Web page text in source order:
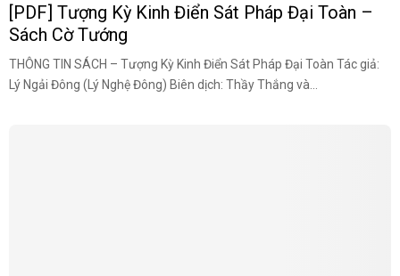
[PDF] Tượng Kỳ Kinh Điển Sát Pháp Đại Toàn –
Sách Cờ Tướng
THÔNG TIN SÁCH – Tượng Kỳ Kinh Điển Sát Pháp Đại Toàn Tác giả:
Lý Ngải Đông (Lý Nghệ Đông) Biên dịch: Thầy Thắng và...